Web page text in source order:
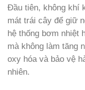
Đầu tiên, không khí
mát trái cây để giữ
hệ thống bơm nhiệt
mà không làm tăng
oxy hóa và bảo vệ
nhiên.